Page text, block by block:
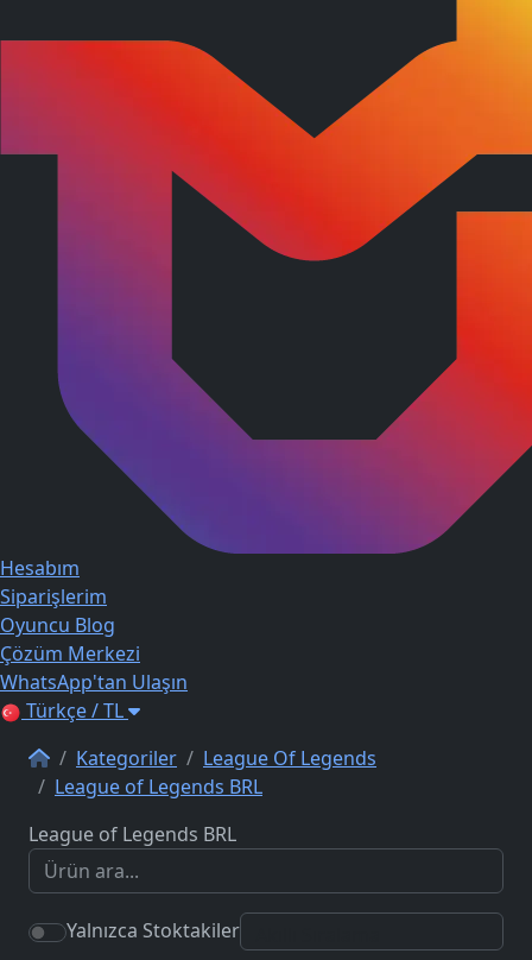
Hesabım
Siparişlerim
Oyuncu Blog
Çözüm Merkezi
WhatsApp'tan Ulaşın
Türkçe / TL
Kategoriler
League Of Legends
League of Legends BRL
League of Legends BRL
Yalnızca Stoktakiler